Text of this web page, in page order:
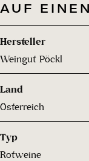
AUF
Hersteller
Weingut Pöckl
Land
Österreich
Typ
Rotweine